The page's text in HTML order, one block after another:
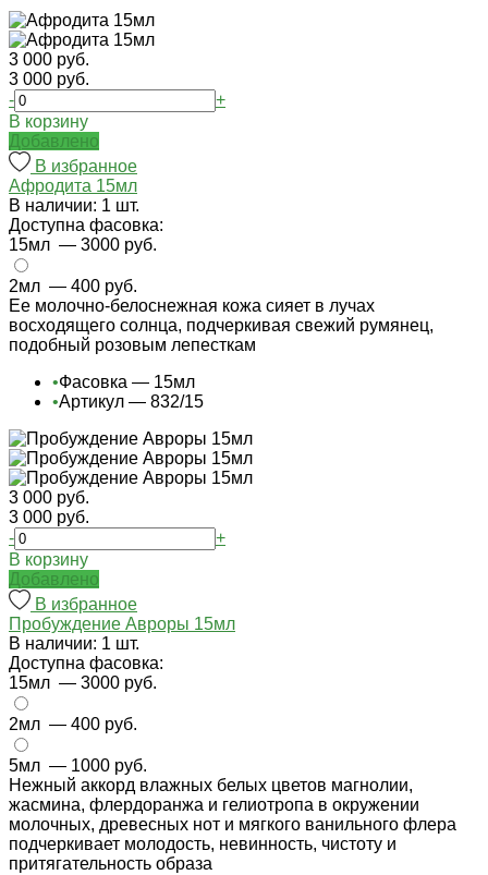
3 000 руб.
3 000 руб.
-
+
В корзину
Добавлено
В избранное
Афродита 15мл
В наличии: 1 шт.
Доступна фасовка:
15мл — 3000 руб.
2мл — 400 руб.
Ее молочно-белоснежная кожа сияет в лучах
восходящего солнца, подчеркивая свежий румянец,
подобный розовым лепесткам
•Фасовка — 15мл
•Артикул — 832/15
3 000 руб.
3 000 руб.
-
+
В корзину
Добавлено
В избранное
Пробуждение Авроры 15мл
В наличии: 1 шт.
Доступна фасовка:
15мл — 3000 руб.
2мл — 400 руб.
5мл — 1000 руб.
Нежный аккорд влажных белых цветов магнолии,
жасмина, флердоранжа и гелиотропа в окружении
молочных, древесных нот и мягкого ванильного флера
подчеркивает молодость, невинность, чистоту и
притягательность образа